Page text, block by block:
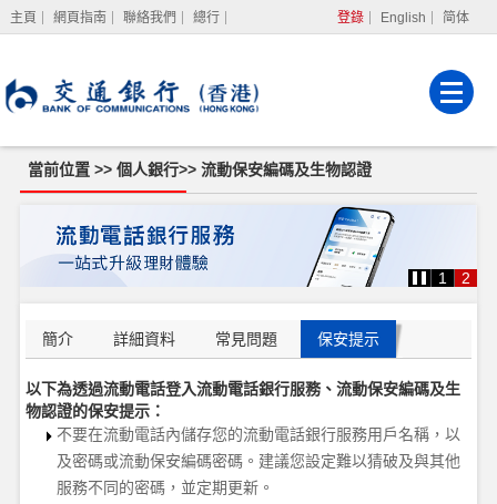
主頁 網頁指南 聯絡我們 總行 登錄 English 简体
強積金服務
當前位置 >> 個人銀行>> 流動保安編碼及生物認證
證
1 2
簡介 詳細資料 常見問題 保安提示
以下為透過流動電話登入流動電話銀行服務、流動保安編碼及生
物認證的保安提示：
不要在流動電話內儲存您的流動電話銀行服務用戶名稱， 以
及密碼或流動保安編碼密碼。 建議您設定難以猜破及與其他
服務不同的密碼，並定期更新。